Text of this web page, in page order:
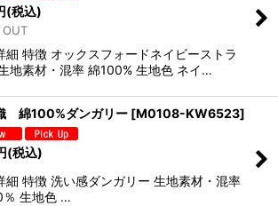
(税込)
OUT
細 特徴 オックスフォードネイビーストラ
地素材・混率 綿100% 生地色 ネイ…
綿100%ダンガリー [M0108-KW6523]
(税込)
細 特徴 洗い感ダンガリー 生地素材・混率
％ 生地色 …